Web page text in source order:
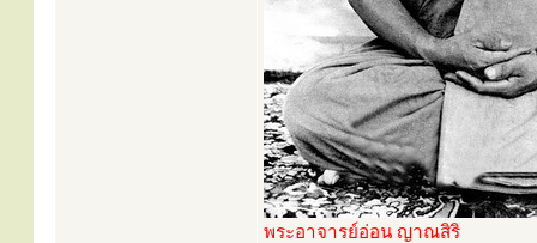
พระอาจารย์อ่อน ญาณสิริ